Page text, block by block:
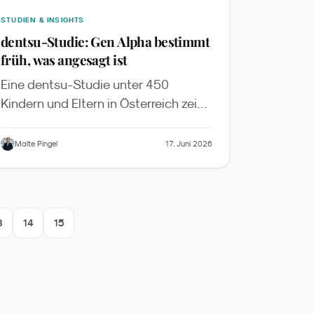
STUDIEN & INSIGHTS
dentsu-Studie: Gen Alpha bestimmt
früh, was angesagt ist
Eine dentsu-Studie unter 450
Kindern und Eltern in Österreich zeigt:
allem über Peers, beeinflusst
Was Familienmarken im DACH-Raum
Malte Pingel 17. Juni 2026
14 15